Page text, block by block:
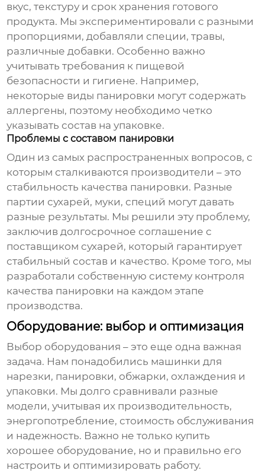
вкус, текстуру и срок хранения готового
продукта. Мы экспериментировали с разными
пропорциями, добавляли специи, травы,
различные добавки. Особенно важно
учитывать требования к пищевой
безопасности и гигиене. Например,
некоторые виды панировки могут содержать
аллергены, поэтому необходимо четко
указывать состав на упаковке.
Проблемы с составом панировки
Один из самых распространенных вопросов, с
которым сталкиваются производители – это
стабильность качества панировки. Разные
партии сухарей, муки, специй могут давать
разные результаты. Мы решили эту проблему,
заключив долгосрочное соглашение с
поставщиком сухарей, который гарантирует
стабильный состав и качество. Кроме того, мы
разработали собственную систему контроля
качества панировки на каждом этапе
производства.
Оборудование: выбор и оптимизация
Выбор оборудования – это еще одна важная
задача. Нам понадобились машинки для
нарезки, панировки, обжарки, охлаждения и
упаковки. Мы долго сравнивали разные
модели, учитывая их производительность,
энергопотребление, стоимость обслуживания
и надежность. Важно не только купить
хорошее оборудование, но и правильно его
настроить и оптимизировать работу.